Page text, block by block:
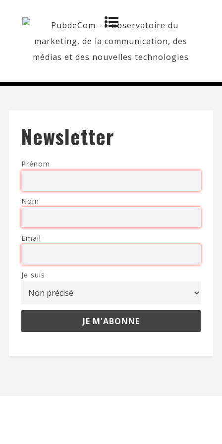
Newsletter
Prénom
Nom
Email
Je suis